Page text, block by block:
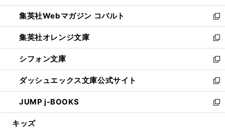
開
く
ウ
で
開
く
ン
ド
ウ
で
開
く
ウ
ィ
ン
ド
ウ
で
開
く
集英社Webマガジン コバルト
新
し
い
ウ
ィ
ン
ド
ウ
で
開
集英社オレンジ文庫
新
し
い
ウ
ィ
ン
ド
ウ
シフォン文庫
新
し
い
ウ
ィ
ン
ダッシュエックス文庫公式サイト
新
し
い
ウ
JUMP j-BOOKS
新
し
キッズ